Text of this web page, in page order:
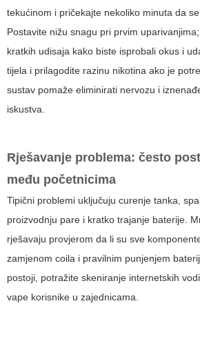
tekućinom i pričekajte nekoliko minuta da
Postavite nižu snagu pri prvim
kratkih udisaja kako biste isprobali okus i
tijela i prilagodite razinu nikotina ako je
sustav pomaže eliminirati nervozu i
iskustva.
Rješavanje problema: često
među početnicima
Tipični problemi uključuju curenje tanka,
proizvodnju pare i kratko trajanje baterije.
rješavaju provjerom da li su sve
zamjenom coila i pravilnim punjenjem
postoji, potražite skeniranje internetskih
vape korisnike u zajednicama.